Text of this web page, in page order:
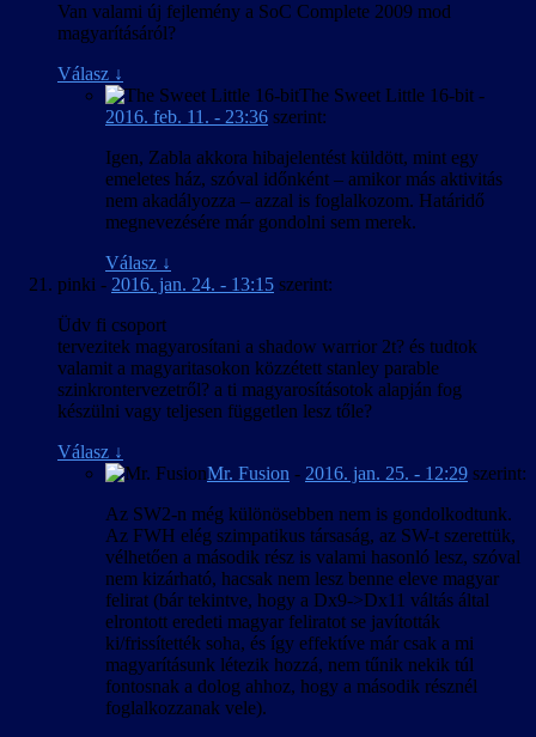
Van valami új fejlemény a SoC Complete 2009 mod
magyarításáról?
Válasz ↓
The Sweet Little 16-bit -
2016. feb. 11. - 23:36 szerint:
Igen, Zabla akkora hibajelentést küldött, mint egy
emeletes ház, szóval időnként – amikor más aktivitás
nem akadályozza – azzal is foglalkozom. Határidő
megnevezésére már gondolni sem merek.
Válasz ↓
pinki - 2016. jan. 24. - 13:15 szerint:
Üdv fi csoport
tervezitek magyarosítani a shadow warrior 2t? és tudtok
valamit a magyaritasokon közzétett stanley parable
szinkrontervezetről? a ti magyarosításotok alapján fog
készülni vagy teljesen független lesz tőle?
Válasz ↓
Mr. Fusion - 2016. jan. 25. - 12:29 szerint:
Az SW2-n még különösebben nem is gondolkodtunk.
Az FWH elég szimpatikus társaság, az SW-t szerettük,
vélhetően a második rész is valami hasonló lesz, szóval
nem kizárható, hacsak nem lesz benne eleve magyar
felirat (bár tekintve, hogy a Dx9->Dx11 váltás által
elrontott eredeti magyar feliratot se javították
ki/frissítették soha, és így effektíve már csak a mi
magyarításunk létezik hozzá, nem tűnik nekik túl
fontosnak a dolog ahhoz, hogy a második résznél
foglalkozzanak vele).